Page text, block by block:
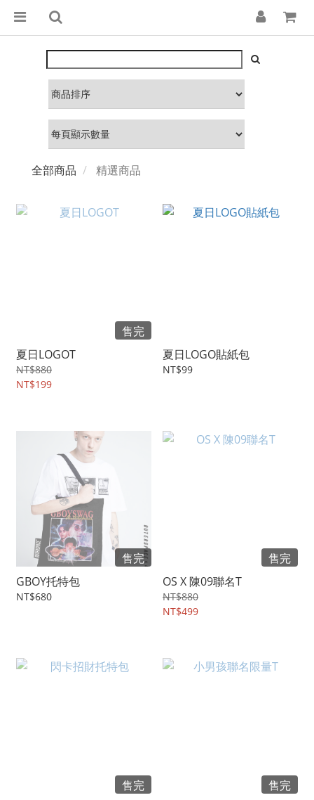
全部商品 精選商品
售完
夏日LOGOT
NT$880
NT$199
夏日LOGO貼紙包
NT$99
售完
GBOY托特包
NT$680
售完
OS X 陳09聯名T
NT$880
NT$499
售完
售完